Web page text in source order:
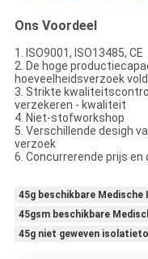
Ons Voordeel
1. ISO9001, ISO13485, CE
2. De hoge
hoeveelheidsverzoek
3. Strikte
verzekeren - kwaliteit
4. Niet-stofworkshop
5. Verschillende desigh
verzoek
6. Concurrerende prijs
45g beschikbare
45gsm beschikbare
45g niet geweven